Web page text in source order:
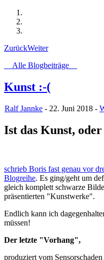
ZurückWeiter
Alle Blogbeiträge
Kunst :-(
Ralf Jannke - 22. Juni 2018 -
Ist das Kunst, oder
schrieb Boris fast genau vor
Blogreihe. Es ging/geht um
gleich komplett schwarze
präsentierten "Kunstwerke".
Endlich kann ich
müssen!
Der letzte "Vorhang",
produziert vom